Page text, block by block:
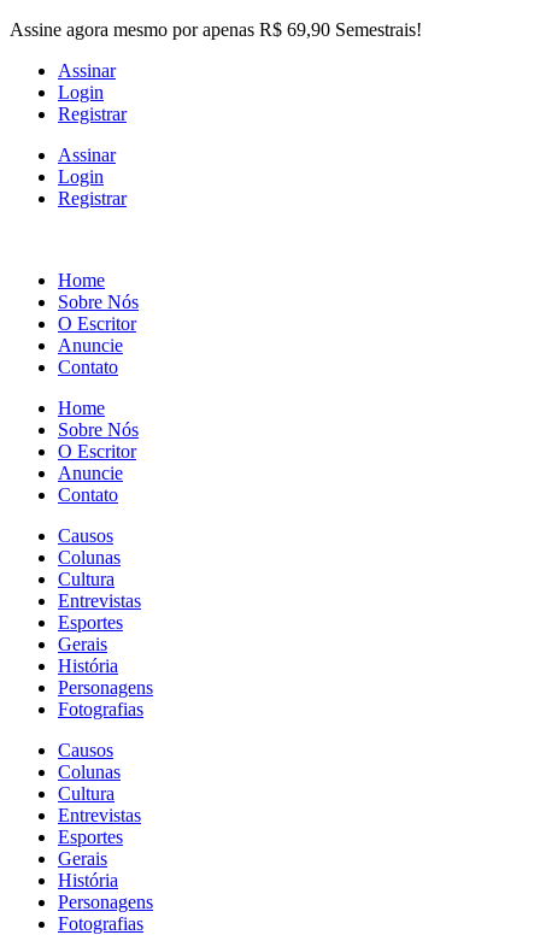
Skip
content
Assine agora mesmo por apenas R$ 69,90 Semestrais!
Assinar
Login
Registrar
Assinar
Login
Registrar
Home
Sobre Nós
O Escritor
Anuncie
Contato
Home
Sobre Nós
O Escritor
Anuncie
Contato
Causos
Colunas
Cultura
Entrevistas
Esportes
Gerais
História
Personagens
Fotografias
Causos
Colunas
Cultura
Entrevistas
Esportes
Gerais
História
Personagens
Fotografias